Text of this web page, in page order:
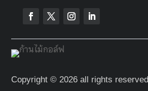
Copyright © 2026 all rights reserved